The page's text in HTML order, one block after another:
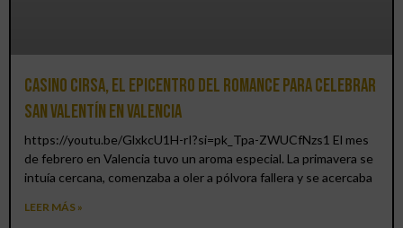
Casino CIRSA, el epicentro del romance para celebrar
San Valentín en Valencia
https://youtu.be/GlxkcU1H-rI?si=pk_Tpa-ZWUCfNzs1 El mes
de febrero en Valencia tuvo un aroma especial. La primavera se
intuía cercana, comenzaba a oler a pólvora fallera y se acercaba
LEER MÁS »